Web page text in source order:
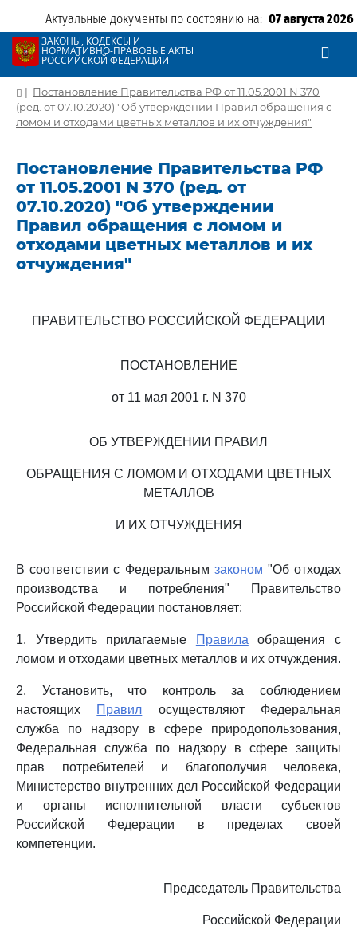
Актуальные документы по состоянию на: 07 августа 2026
ЗАКОНЫ, КОДЕКСЫ И
НОРМАТИВНО-ПРАВОВЫЕ АКТЫ
РОССИЙСКОЙ ФЕДЕРАЦИИ
| Постановление Правительства РФ от 11.05.2001 N 370
(ред. от 07.10.2020) "Об утверждении Правил обращения с
ломом и отходами цветных металлов и их отчуждения"
Постановление Правительства РФ
от 11.05.2001 N 370 (ред. от
07.10.2020) "Об утверждении
Правил обращения с ломом и
отходами цветных металлов и их
отчуждения"
ПРАВИТЕЛЬСТВО РОССИЙСКОЙ ФЕДЕРАЦИИ
ПОСТАНОВЛЕНИЕ
от 11 мая 2001 г. N 370
ОБ УТВЕРЖДЕНИИ ПРАВИЛ
ОБРАЩЕНИЯ С ЛОМОМ И ОТХОДАМИ ЦВЕТНЫХ
МЕТАЛЛОВ
И ИХ ОТЧУЖДЕНИЯ
В соответствии с Федеральным законом "Об отходах
производства и потребления" Правительство
Российской Федерации постановляет:
1. Утвердить прилагаемые Правила обращения с
ломом и отходами цветных металлов и их отчуждения.
2. Установить, что контроль за соблюдением
настоящих Правил осуществляют Федеральная
служба по надзору в сфере природопользования,
Федеральная служба по надзору в сфере защиты
прав потребителей и благополучия человека,
Министерство внутренних дел Российской Федерации
и органы исполнительной власти субъектов
Российской Федерации в пределах своей
компетенции.
Председатель Правительства
Российской Федерации